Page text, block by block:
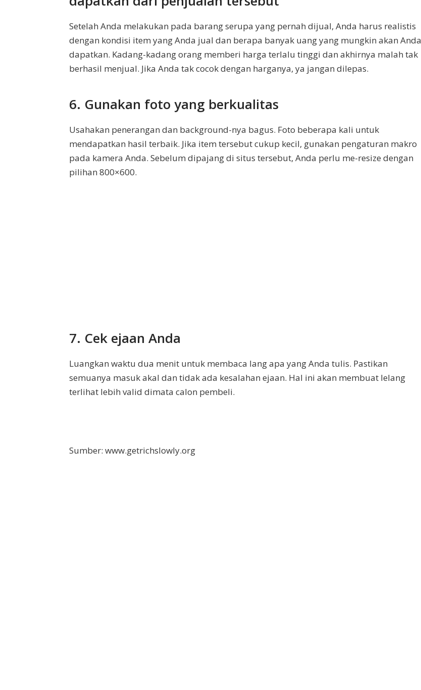
Setelah Anda melakukan pada barang serupa yang pernah dijual, Anda harus realistis
dengan kondisi item yang Anda jual dan berapa banyak uang yang mungkin akan Anda
dapatkan. Kadang-kadang orang memberi harga terlalu tinggi dan akhirnya malah tak
berhasil menjual. Jika Anda tak cocok dengan harganya, ya jangan dilepas.
6. Gunakan foto yang berkualitas
Usahakan penerangan dan background-nya bagus. Foto beberapa kali untuk
mendapatkan hasil terbaik. Jika item tersebut cukup kecil, gunakan pengaturan makro
pada kamera Anda. Sebelum dipajang di situs tersebut, Anda perlu me-resize dengan
pilihan 800×600.
7. Cek ejaan Anda
Luangkan waktu dua menit untuk membaca lang apa yang Anda tulis. Pastikan
semuanya masuk akal dan tidak ada kesalahan ejaan. Hal ini akan membuat lelang
terlihat lebih valid dimata calon pembeli.
Sumber: www.getrichslowly.org